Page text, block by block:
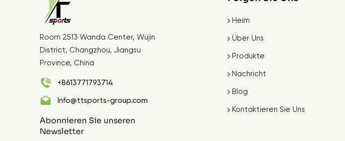
Room 2513 Wanda Center, Wujin
District, Changzhou, Jiangsu
Province, China
+8613771793714
Info@ttsports-group.com
Abonnieren Sie unseren
Newsletter
Heim
Über Uns
Produkte
Nachricht
Blog
Kontaktieren Sie Uns